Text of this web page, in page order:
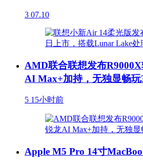
3 07.10
AMD联合联想发布
AI Max+加持，无独显畅玩
5 15小时前
Apple M5 Pro 14寸